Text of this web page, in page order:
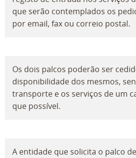
que serão contemplados os
por email, fax ou correio postal.
Os dois palcos poderão ser
disponibilidade dos mesmos,
transporte e os serviços de um
que possível.
A entidade que solicita o palco